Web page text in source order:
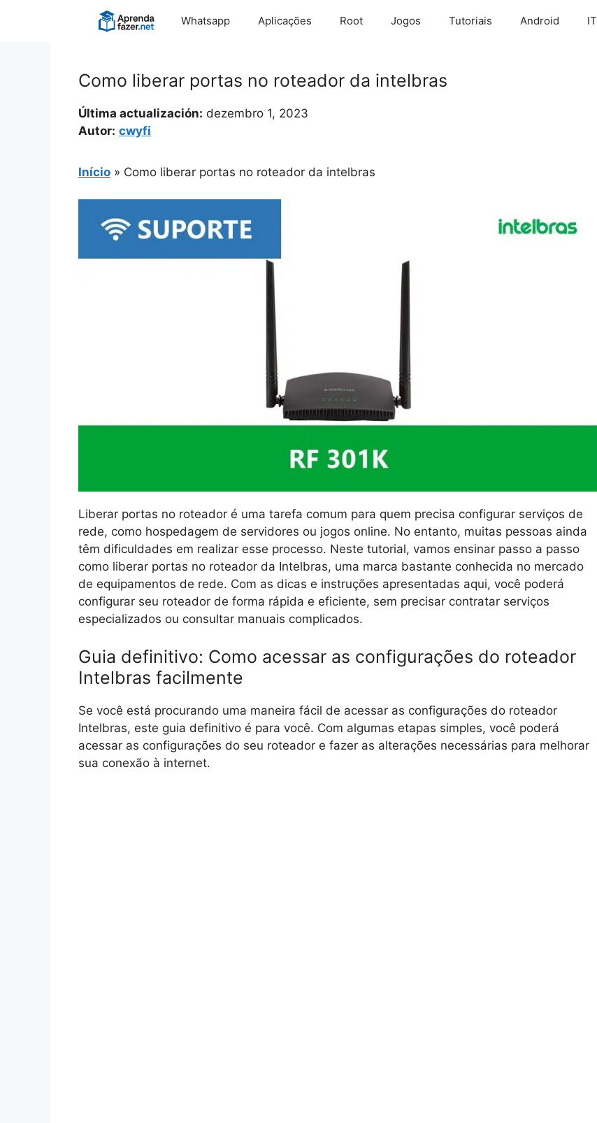
Whatsapp Aplicações Root Jogos Tutoriais Android IT
Como liberar portas no roteador da intelbras
Última actualización: dezembro 1, 2023
Autor: cwyfi
Início » Como liberar portas no roteador da intelbras
Liberar portas no roteador é uma tarefa comum para quem precisa configurar serviços de
rede, como hospedagem de servidores ou jogos online. No entanto, muitas pessoas ainda
têm dificuldades em realizar esse processo. Neste tutorial, vamos ensinar passo a passo
como liberar portas no roteador da Intelbras, uma marca bastante conhecida no mercado
de equipamentos de rede. Com as dicas e instruções apresentadas aqui, você poderá
configurar seu roteador de forma rápida e eficiente, sem precisar contratar serviços
especializados ou consultar manuais complicados.
Guia definitivo: Como acessar as configurações do roteador
Intelbras facilmente
Se você está procurando uma maneira fácil de acessar as configurações do roteador
Intelbras, este guia definitivo é para você. Com algumas etapas simples, você poderá
acessar as configurações do seu roteador e fazer as alterações necessárias para melhorar
sua conexão à internet.